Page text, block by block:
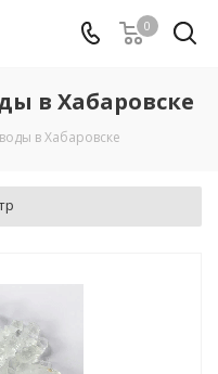
0
в Хабаровске
в Хабаровске